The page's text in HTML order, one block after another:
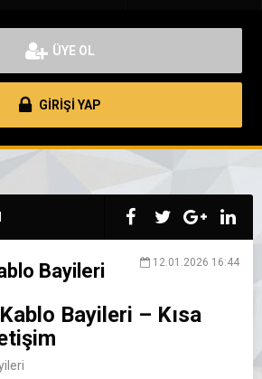
ÜYE OL
GİRİŞİ YAP
12.01.2026 16:44
Bayileri
Bayileri – Kısa